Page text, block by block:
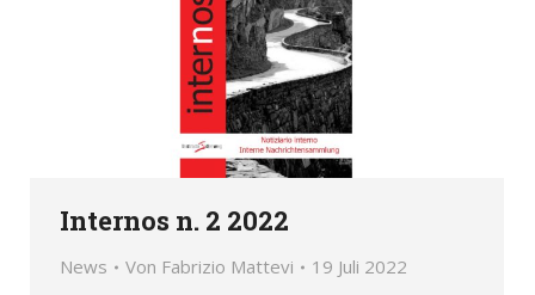
Internos n. 2 2022
News Von Fabrizio Mattevi 19 Juli 2022